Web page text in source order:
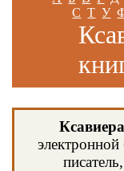
С Т У
Ксавиера